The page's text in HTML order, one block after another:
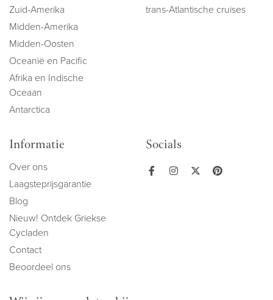
Zuid-Amerika
Midden-Amerika
Midden-Oosten
Oceanië en Pacific
Afrika en Indische
Oceaan
Antarctica
trans-Atlantische cruises
Informatie
Over ons
Laagsteprijsgarantie
Blog
Nieuw! Ontdek Griekse
Cycladen
Contact
Beoordeel ons
Socials